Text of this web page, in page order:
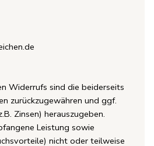
Widerrufs sind die beiderseits
zurückzugewähren und ggf.
Zinsen) herauszugeben.
Leistung sowie
nicht oder teilweise